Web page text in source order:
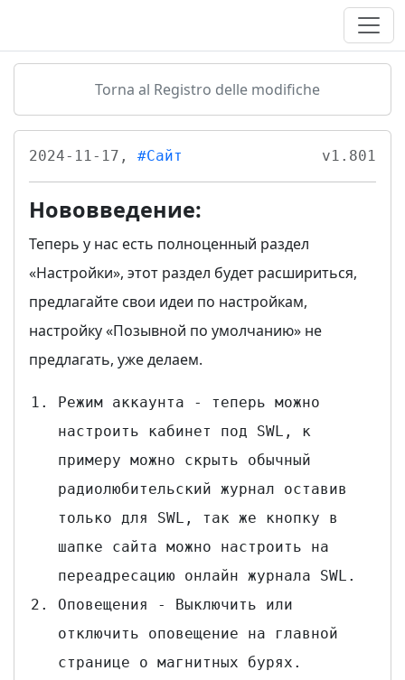
Torna al Registro delle modifiche
2024-11-17, #Сайт v1.801
Нововведение:
Теперь у нас есть полноценный раздел
«Настройки», этот раздел будет расшириться,
предлагайте свои идеи по настройкам,
настройку «Позывной по умолчанию» не
предлагать, уже делаем.
Режим аккаунта - теперь можно
настроить кабинет под SWL, к
примеру можно скрыть обычный
радиолюбительский журнал оставив
только для SWL, так же кнопку в
шапке сайта можно настроить на
переадресацию онлайн журнала SWL.
Оповещения - Выключить или
отключить оповещение на главной
странице о магнитных бурях.